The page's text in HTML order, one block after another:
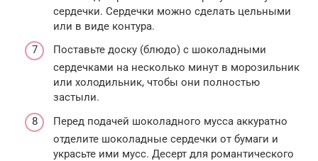
сердечки. Сердечки можно сделать цельными
или в виде контура.
Поставьте доску (блюдо) с шоколадными
сердечками на несколько минут в морозильник
или холодильник, чтобы они полностью
застыли.
Перед подачей шоколадного мусса аккуратно
отделите шоколадные сердечки от бумаги и
украсьте ими мусс. Десерт для романтического